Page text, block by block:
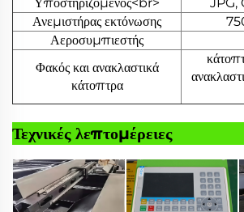
Ανεμιστήρας εκτόνωσης
Αεροσυμπιεστής
Φακός και ανακλαστικά
κάτοπτρα
Τεχνικές λεπτομέρειες